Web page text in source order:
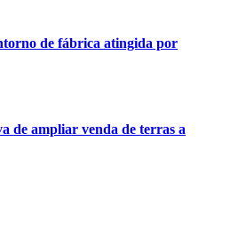
de fábrica atingida por
de ampliar venda de terras a